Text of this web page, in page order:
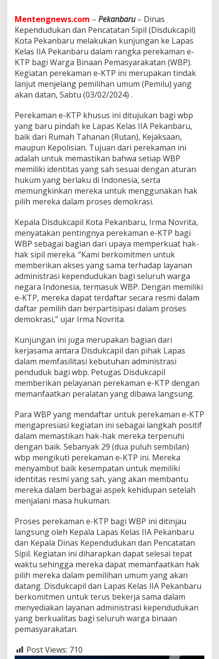
a
s
P
e
k
a
n
b
a
r
U
n
t
u
k
P
e
r
k
a
a
n
E
K
T
P
B
a
g
i
W
P
Mentengnews.com – Pekanbaru– Dinas
Kependudukan dan Pencatatan Sipil (Disdukcapil)
Kota Pekanbaru melakukan kunjungan ke Lapas
Kelas IIA Pekanbaru dalam rangka perekaman e-
KTP bagi Warga Binaan Pemasyarakatan (WBP).
Kegiatan perekaman e-KTP ini merupakan tindak
lanjut menjelang pemilihan umum (Pemilu) yang
akan datan, Sabtu (03/02/2024) .
Perekaman e-KTP khusus ini ditujukan bagi wbp
yang baru pindah ke Lapas Kelas IIA Pekanbaru,
baik dari Rumah Tahanan (Rutan), Kejaksaan,
maupun Kepolisian. Tujuan dari perekaman ini
adalah untuk memastikan bahwa setiap WBP
memiliki identitas yang sah sesuai dengan aturan
hukum yang berlaku di Indonesia, serta
memungkinkan mereka untuk menggunakan hak
pilih mereka dalam proses demokrasi.
Kepala Disdukcapil Kota Pekanbaru, Irma Novrita,
menyatakan pentingnya perekaman e-KTP bagi
WBP sebagai bagian dari upaya memperkuat hak-
hak sipil mereka. “Kami berkomitmen untuk
memberikan akses yang sama terhadap layanan
administrasi kependudukan bagi seluruh warga
negara Indonesia, termasuk WBP. Dengan memiliki
e-KTP, mereka dapat terdaftar secara resmi dalam
daftar pemilih dan berpartisipasi dalam proses
demokrasi,” ujar Irma Novrita.
Kunjungan ini juga merupakan bagian dari
kerjasama antara Disdukcapil dan pihak Lapas
dalam memfasilitasi kebutuhan administrasi
penduduk bagi wbp. Petugas Disdukcapil
memberikan pelayanan perekaman e-KTP dengan
memanfaatkan peralatan yang dibawa langsung.
Para WBP yang mendaftar untuk perekaman e-KTP
mengapresiasi kegiatan ini sebagai langkah positif
dalam memastikan hak-hak mereka terpenuhi
dengan baik. Sebanyak 29 (dua puluh sembilan)
wbp mengikuti perekaman e-KTP ini. Mereka
menyambut baik kesempatan untuk memiliki
identitas resmi yang sah, yang akan membantu
mereka dalam berbagai aspek kehidupan setelah
menjalani masa hukuman.
Proses perekaman e-KTP bagi WBP ini ditinjau
langsung oleh Kepala Lapas Kelas IIA Pekanbaru
dan Kepala Dinas Kependudukan dan Pencatatan
Sipil. Kegiatan ini diharapkan dapat selesai tepat
waktu sehingga mereka dapat memanfaatkan hak
pilih mereka dalam pemilihan umum yang akan
datang. Disdukcapil dan Lapas Kelas IIA Pekanbaru
berkomitmen untuk terus bekerja sama dalam
menyediakan layanan administrasi kependudukan
yang berkualitas bagi seluruh warga binaan
pemasyarakatan.
Post Views: 710